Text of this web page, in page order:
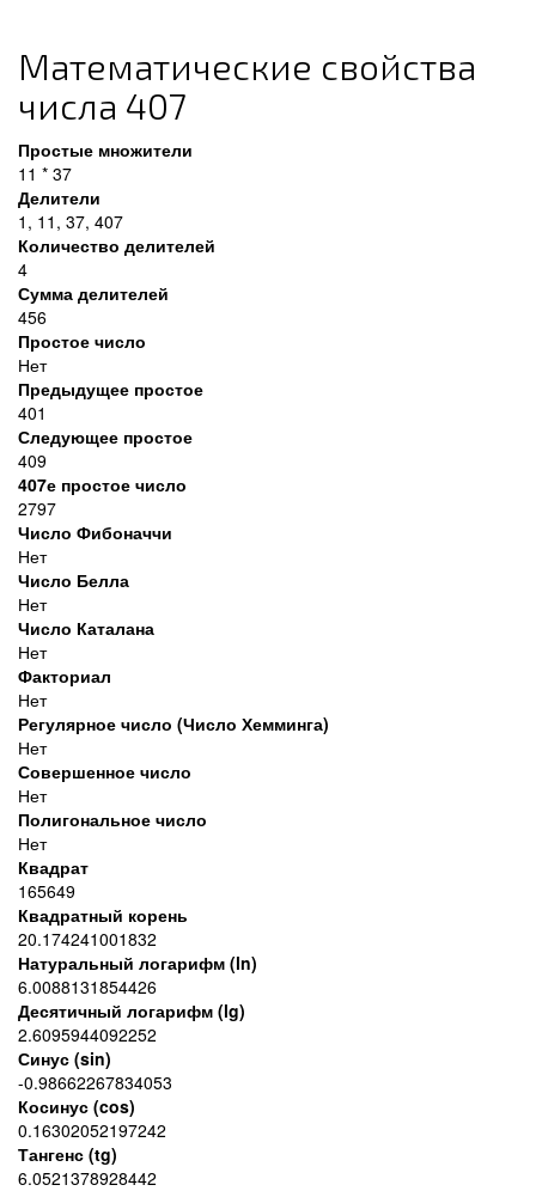
Математические свойства
числа 407
Простые множители
11 * 37
Делители
1, 11, 37, 407
Количество делителей
4
Сумма делителей
456
Простое число
Нет
Предыдущее простое
401
Следующее простое
409
407е простое число
2797
Число Фибоначчи
Нет
Число Белла
Нет
Число Каталана
Нет
Факториал
Нет
Регулярное число (Число Хемминга)
Нет
Совершенное число
Нет
Полигональное число
Нет
Квадрат
165649
Квадратный корень
20.174241001832
Натуральный логарифм (ln)
6.0088131854426
Десятичный логарифм (lg)
2.6095944092252
Синус (sin)
-0.98662267834053
Косинус (cos)
0.16302052197242
Тангенс (tg)
6.0521378928442